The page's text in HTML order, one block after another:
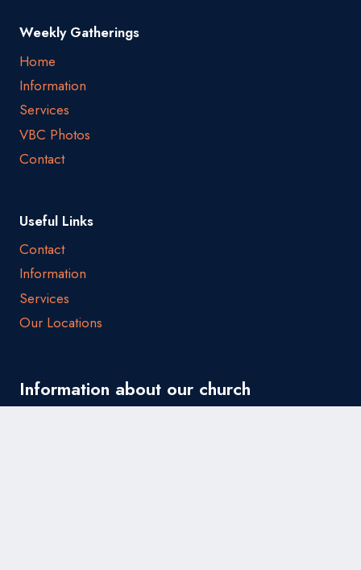
Weekly Gatherings
Home
Information
Services
VBC Photos
Contact
Useful Links
Contact
Information
Services
Our Locations
Information about our church